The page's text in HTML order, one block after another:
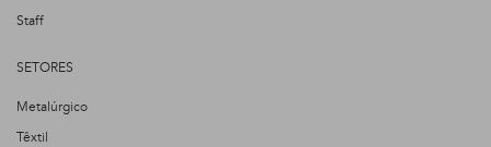
Staff
SETORES
Metalúrgico
Têxtil